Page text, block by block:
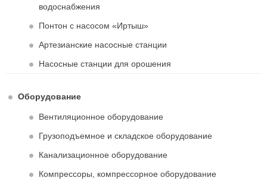
водоснабжения
Понтон с насосом «Иртыш»
Артезианские насосные станции
Насосные станции для орошения
Оборудование
Вентиляционное оборудование
Грузоподъемное и складское оборудование
Канализационное оборудование
Компрессоры, компрессорное оборудование